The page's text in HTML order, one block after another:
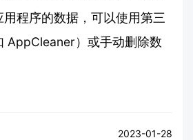
程序的数据，可以使用第三
AppCleaner）或手动删除数
2023-01-28